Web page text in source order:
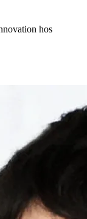
hos